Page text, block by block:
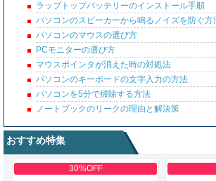
ラップトップバッテリーのインストール手順
パソコンのスピーカーから鳴るノイズを防ぐ方
パソコンのマウスの選び方
PCモニターの選び方
マウスポインタが消えた時の対処法
パソコンのキーボードの文字入力の方法
パソコンを5分で掃除する方法
ノートブックのリークの理由と解決策
おすすめ特集
30%OFF